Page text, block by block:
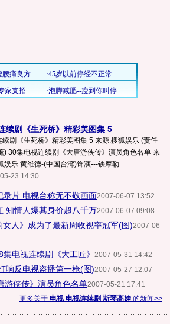
续剧《生死桥》精彩美图集 5
续剧《生死桥》精彩美图集 5 来源:搜狐娱乐 (责任
) 30集电视连续剧《大唐游侠传》演员角色名单 来
娱乐 黄维德-(中国台湾)饰演---铁摩勒...
23 14:30
录片 电视台称无不敬画面2007-06-07 13:52
知情人爆其身价超八千万2007-06-07 09:08
人》成为了最新周收视率冠军(图)2007-06-
电视连续剧《大工匠》 2007-05-31 14:42
响反电视盗播第一枪(图)2007-05-27 12:07
游侠传》演员角色名单2007-05-21 17:41
更多关于 电视 电视连续剧 斯琴高娃 的新闻>>